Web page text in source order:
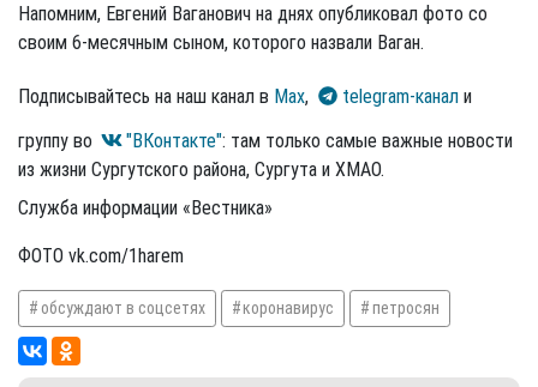
Напомним, Евгений Ваганович на днях опубликовал фото со
своим 6-месячным сыном, которого назвали Ваган.
Подписывайтесь на наш канал в Max, telegram-канал и
группу во
"ВКонтакте": там только самые важные новости
из жизни Сургутского района, Сургута и ХМАО.
Служба информации «Вестника»
ФОТО vk.com/1harem
обсуждают в соцсетях коронавирус петросян